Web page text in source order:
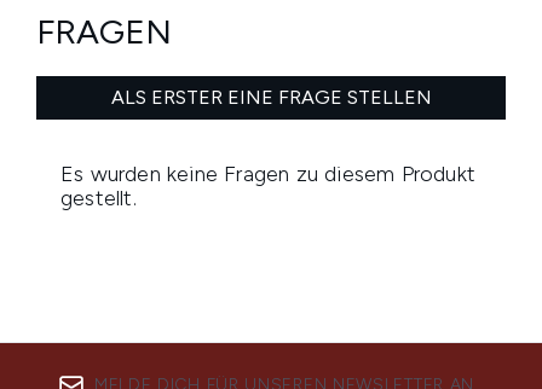
MELDE DICH FÜR UNSEREN NEWSLETTER AN